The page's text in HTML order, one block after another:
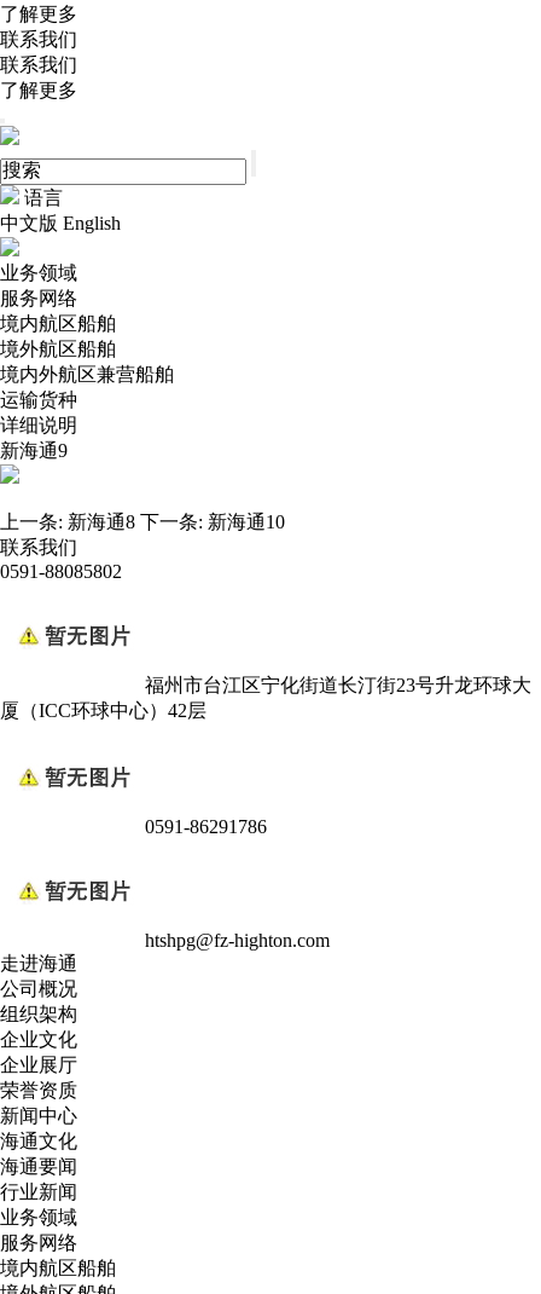
了解更多
联系我们
联系我们
了解更多
语言
中文版 English
业务领域
服务网络
境内航区船舶
境外航区船舶
境内外航区兼营船舶
运输货种
详细说明
新海通9
上一条: 新海通8 下一条: 新海通10
联系我们
0591-88085802
福州市台江区宁化街道长汀街23号升龙环球大
厦（ICC环球中心）42层
0591-86291786
htshpg@fz-highton.com
走进海通
公司概况
组织架构
企业文化
企业展厅
荣誉资质
新闻中心
海通文化
海通要闻
行业新闻
业务领域
服务网络
境内航区船舶